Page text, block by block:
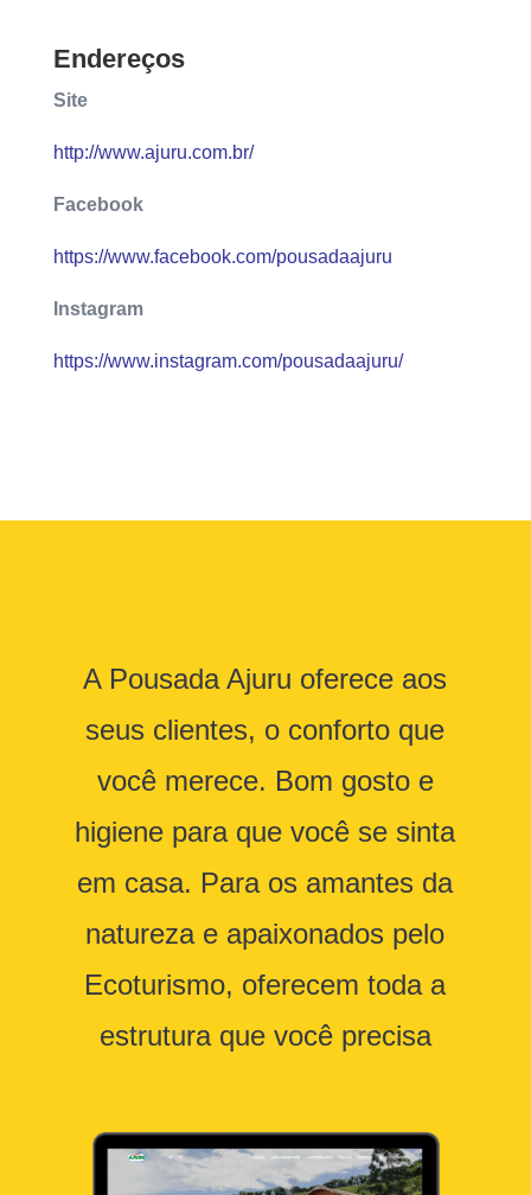
Endereços
Site
http://www.ajuru.com.br/
Facebook
https://www.facebook.com/pousadaajuru
Instagram
https://www.instagram.com/pousadaajuru/
A Pousada Ajuru oferece aos
seus clientes, o conforto que
você merece. Bom gosto e
higiene para que você se sinta
em casa. Para os amantes da
natureza e apaixonados pelo
Ecoturismo, oferecem toda a
estrutura que você precisa